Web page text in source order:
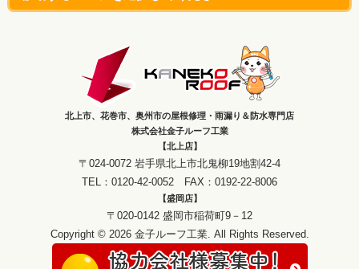
北上市、花巻市、奥州市の屋根修理・雨漏り＆防水専門店
株式会社金子ルーフ工業
【北上店】
〒024-0072 岩手県北上市北鬼柳19地割42-4
TEL：0120-42-0052 FAX：0192-22-8006
【盛岡店】
〒020-0142 盛岡市稲荷町9－12
Copyright © 2026 金子ルーフ工業. All Rights Reserved.